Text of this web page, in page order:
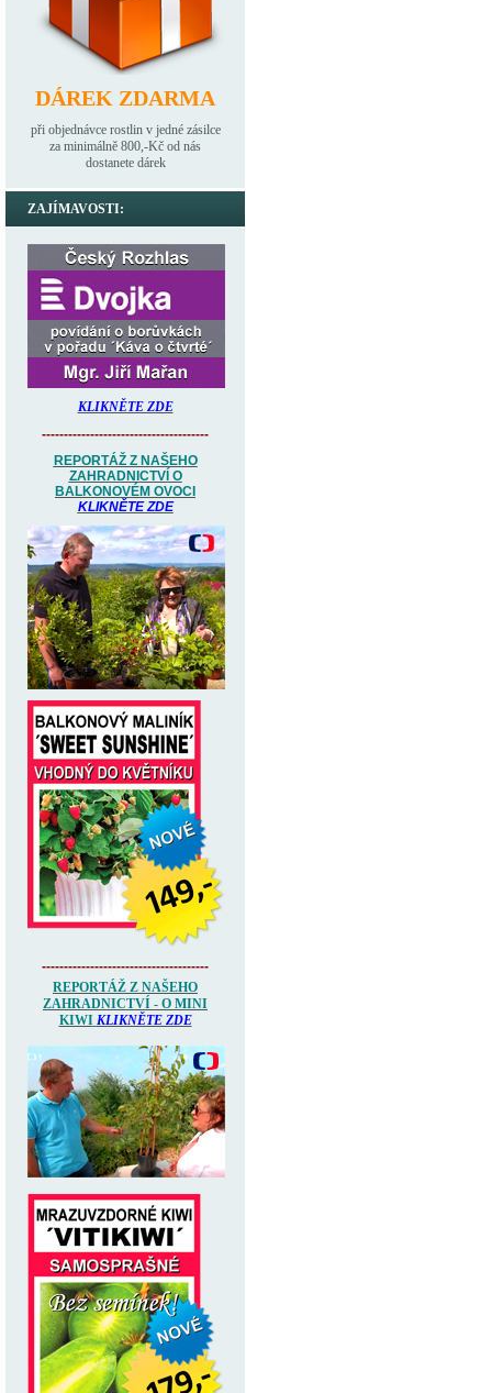
DÁREK ZDARMA
při objednávce rostlin v jedné zásilce
za minimálně 800,-Kč od nás
dostanete dárek
ZAJÍMAVOSTI:
KLIKNĚTE ZDE
--------------------------------------
REPORTÁŽ Z NAŠEHO
ZAHRADNICTVÍ O
BALKONOVÉM OVOCI
KLIKNĚTE ZDE
--------------------------------------
REPORTÁŽ Z NAŠEHO
ZAHRADNICTVÍ - O MINI
KIWI KLIKNĚTE ZDE